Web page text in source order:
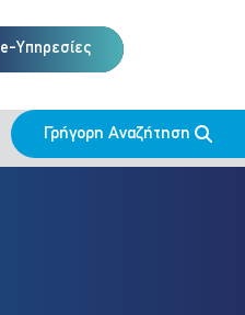
e-Υπηρεσίες
Γρήγορη Αναζήτηση